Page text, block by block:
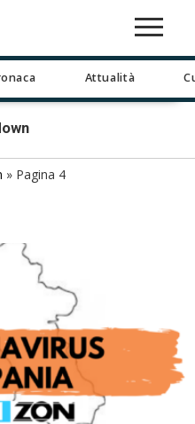
Attualità
» Pagina 4